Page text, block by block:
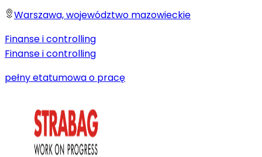
Warszawa, województwo mazowieckie
Finanse i controlling
Finanse i controlling
pełny etatumowa o pracę